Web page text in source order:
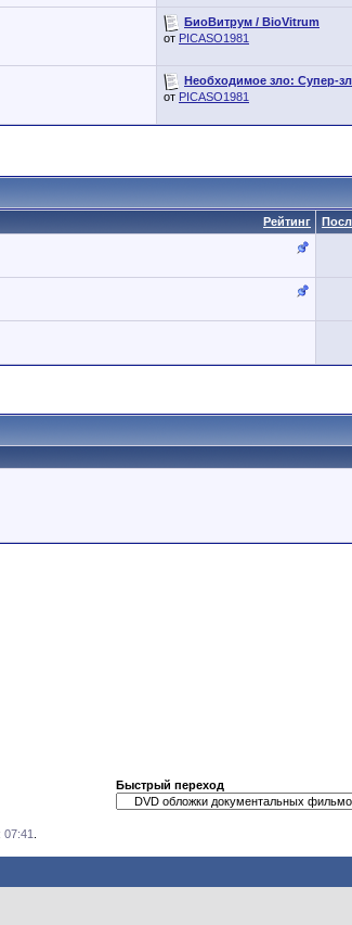
БиоВитрум / BioVitrum
от PICASO1981
Необходимое зло: Супер-
от PICASO1981
Рейтинг
Быстрый переход
07:41